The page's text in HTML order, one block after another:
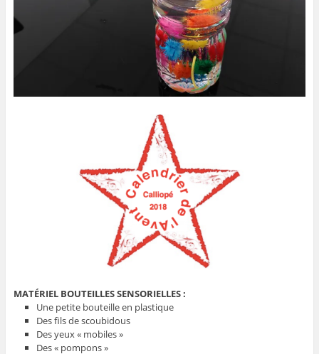
MATÉRIEL BOUTEILLES SENSORIELLES :
Une petite bouteille en plastique
Des fils de scoubidous
Des yeux « mobiles »
Des « pompons »